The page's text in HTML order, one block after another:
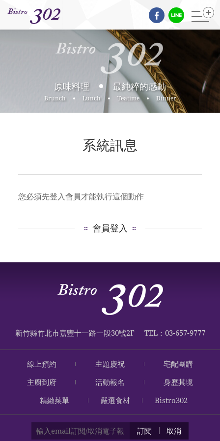
原味料理 最純粹的感動
Brunch Lunch Teatime Dinner
系統訊息
您必須先登入會員才能執行這個動作
會員登入
新竹縣竹北市嘉豐十一路一段30號2F TEL：03-657-9777
線上預約 主題慶祝
宅配團購
主廚到府
活動報名
身歷其境
精緻菜單
嚴選食材 Bistro302
訂閱 取消